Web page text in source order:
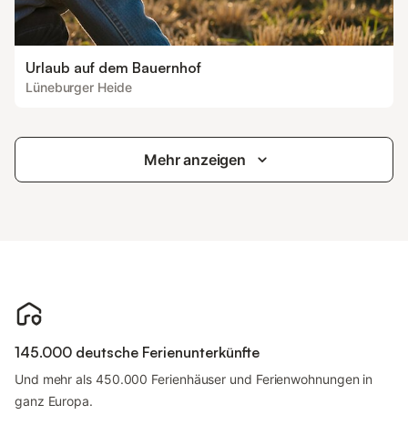
Urlaub auf dem Bauernhof
Lüneburger Heide
Mehr anzeigen
145.000 deutsche Ferienunterkünfte
Und mehr als 450.000 Ferienhäuser und Ferienwohnungen in
ganz Europa.